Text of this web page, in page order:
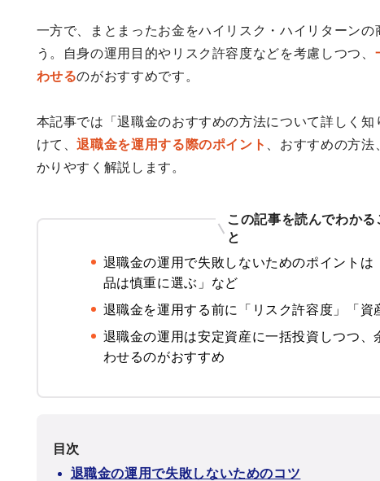
一方で、まとまったお金をハイリスク・ハイリターンの
う。自身の運用目的やリスク許容度などを考慮しつつ、
わせるのがおすすめです。
本記事では「退職金のおすすめの方法について詳しく
けて、退職金を運用する際のポイント
、おすすめの方
かりやすく解説します。
この記事を読んでわかる
と
退職金の運用で失敗しないためのポイント
品は慎重に選ぶ」など
退職金を運用する前に「リスク許容度」「資
退職金の運用は安定資産に一括投資しつつ、
わせるのがおすすめ
目次
退職金の運用で失敗しないためのコツ